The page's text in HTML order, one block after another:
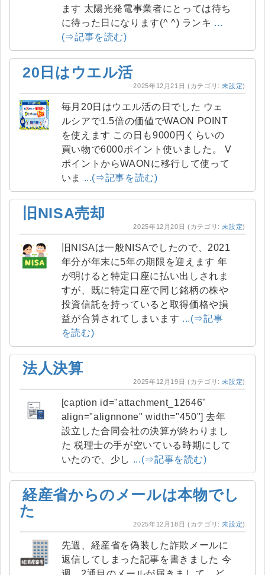
ます 太陽光発電事業者にとっては待ち
に待った日になります(^ ^) ランキ ...
(⇒記事を読む)
20日はウエル活
2025年12月21日 (カテゴリ:未設定)
毎月20日はウエル活の日でした ウェ
ルシアで1.5倍の価値でWAON POINT
を使えます この日も9000円くらいの
買い物で6000ポイント使いました。 V
ポイントからWAONに移行して使って
いま ...(⇒記事を読む)
旧NISA売却
2025年12月20日 (カテゴリ:未設定)
旧NISAは一般NISAでしたので、2021
年分が年末に5年の期限を迎えます 年
が明けると特定口座に払い出しされま
すが、既に特定口座で同じ銘柄の株や
投資信託を持っていると取得価格や損
益が合算されてしまいます ...(⇒記事
を読む)
法人決算
2025年12月19日 (カテゴリ:未設定)
[caption id="attachment_12646"
align="alignnone" width="450"] 去年
設立した合同会社の決算が終わりまし
た 税理士の手が空いている時期にして
いたので、少し ...(⇒記事を読む)
経産省からのメールは本物でし
た
2025年12月18日 (カテゴリ:未設定)
先週、経産省を偽装した詐欺メールに
返信してしまった記事を書きました 今